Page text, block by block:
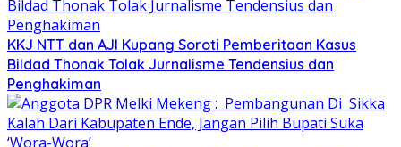
KKJ NTT dan AJI Kupang Soroti Pemberitaan Kasus
Bildad Thonak Tolak Jurnalisme Tendensius dan
Penghakiman